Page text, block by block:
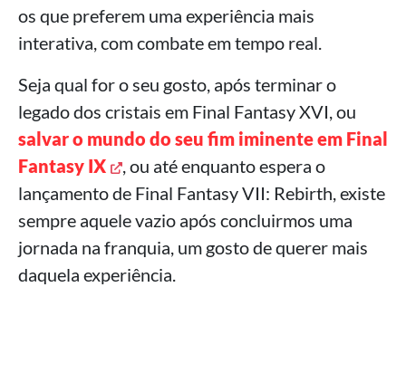
os que preferem uma experiência mais
interativa, com combate em tempo real.
Seja qual for o seu gosto, após terminar o
legado dos cristais em Final Fantasy XVI, ou
salvar o mundo do seu fim iminente em Final
Fantasy IX
, ou até enquanto espera o
lançamento de Final Fantasy VII: Rebirth, existe
sempre aquele vazio após concluirmos uma
jornada na franquia, um gosto de querer mais
daquela experiência.